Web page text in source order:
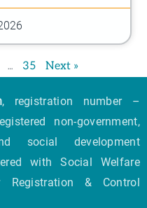
… 35 Next »
, registration number –
non-government,
social development
with Social Welfare
Registration & Control